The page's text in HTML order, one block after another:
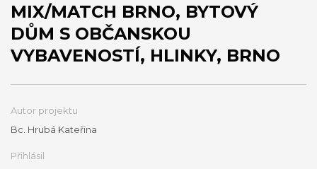
MIX/MATCH BRNO, BYTOVÝ
DŮM S OBČANSKOU
VYBAVENOSTÍ, HLINKY, BRNO
Autor projektu
Bc. Hrubá Kateřina
Přihlásil